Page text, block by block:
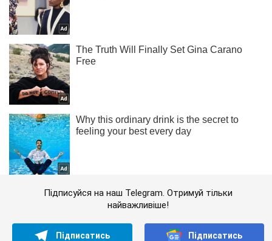
Підписуйся на наш Telegram. Отримуй тільки
найважливіше!
Підписатись Підписатись